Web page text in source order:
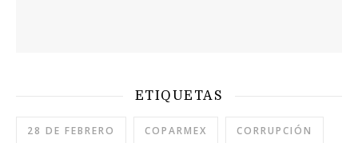
ETIQUETAS
28 DE FEBRERO COPARMEX CORRUPCIÓN